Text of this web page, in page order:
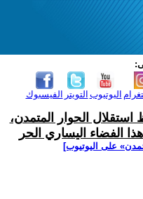
الفيسبوك التويتر اليوتيوب
استقلال الحوار المتمدن،
الفضاء اليساري الحر
على اليوتيوب]